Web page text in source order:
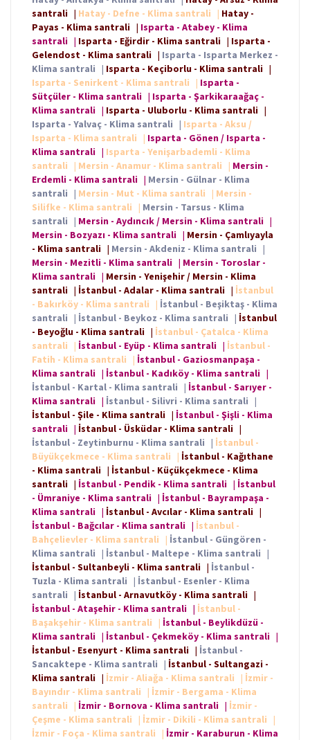
santrali | Hatay - Defne - Klima santrali | Hatay -
Payas - Klima santrali | Isparta - Atabey - Klima
santrali | Isparta - Eğirdir - Klima santrali | Isparta -
Gelendost - Klima santrali | Isparta - Isparta Merkez -
Klima santrali | Isparta - Keçiborlu - Klima santrali |
Isparta - Senirkent - Klima santrali | Isparta -
Sütçüler - Klima santrali | Isparta - Şarkikaraağaç -
Klima santrali | Isparta - Uluborlu - Klima santrali |
Isparta - Yalvaç - Klima santrali | Isparta - Aksu /
Isparta - Klima santrali | Isparta - Gönen / Isparta -
Klima santrali | Isparta - Yenişarbademli - Klima
santrali | Mersin - Anamur - Klima santrali | Mersin -
Erdemli - Klima santrali | Mersin - Gülnar - Klima
santrali | Mersin - Mut - Klima santrali | Mersin -
Silifke - Klima santrali | Mersin - Tarsus - Klima
santrali | Mersin - Aydıncık / Mersin - Klima santrali |
Mersin - Bozyazı - Klima santrali | Mersin - Çamlıyayla
- Klima santrali | Mersin - Akdeniz - Klima santrali |
Mersin - Mezitli - Klima santrali | Mersin - Toroslar -
Klima santrali | Mersin - Yenişehir / Mersin - Klima
santrali | İstanbul - Adalar - Klima santrali | İstanbul
- Bakırköy - Klima santrali | İstanbul - Beşiktaş - Klima
santrali | İstanbul - Beykoz - Klima santrali | İstanbul
- Beyoğlu - Klima santrali | İstanbul - Çatalca - Klima
santrali | İstanbul - Eyüp - Klima santrali | İstanbul -
Fatih - Klima santrali | İstanbul - Gaziosmanpaşa -
Klima santrali | İstanbul - Kadıköy - Klima santrali |
İstanbul - Kartal - Klima santrali | İstanbul - Sarıyer -
Klima santrali | İstanbul - Silivri - Klima santrali |
İstanbul - Şile - Klima santrali | İstanbul - Şişli - Klima
santrali | İstanbul - Üsküdar - Klima santrali |
İstanbul - Zeytinburnu - Klima santrali | İstanbul -
Büyükçekmece - Klima santrali | İstanbul - Kağıthane
- Klima santrali | İstanbul - Küçükçekmece - Klima
santrali | İstanbul - Pendik - Klima santrali | İstanbul
- Ümraniye - Klima santrali | İstanbul - Bayrampaşa -
Klima santrali | İstanbul - Avcılar - Klima santrali |
İstanbul - Bağcılar - Klima santrali | İstanbul -
Bahçelievler - Klima santrali | İstanbul - Güngören -
Klima santrali | İstanbul - Maltepe - Klima santrali |
İstanbul - Sultanbeyli - Klima santrali | İstanbul -
Tuzla - Klima santrali | İstanbul - Esenler - Klima
santrali | İstanbul - Arnavutköy - Klima santrali |
İstanbul - Ataşehir - Klima santrali | İstanbul -
Başakşehir - Klima santrali | İstanbul - Beylikdüzü -
Klima santrali | İstanbul - Çekmeköy - Klima santrali |
İstanbul - Esenyurt - Klima santrali | İstanbul -
Sancaktepe - Klima santrali | İstanbul - Sultangazi -
Klima santrali | İzmir - Aliağa - Klima santrali | İzmir -
Bayındır - Klima santrali | İzmir - Bergama - Klima
santrali | İzmir - Bornova - Klima santrali | İzmir -
Çeşme - Klima santrali | İzmir - Dikili - Klima santrali |
İzmir - Foça - Klima santrali | İzmir - Karaburun - Klima